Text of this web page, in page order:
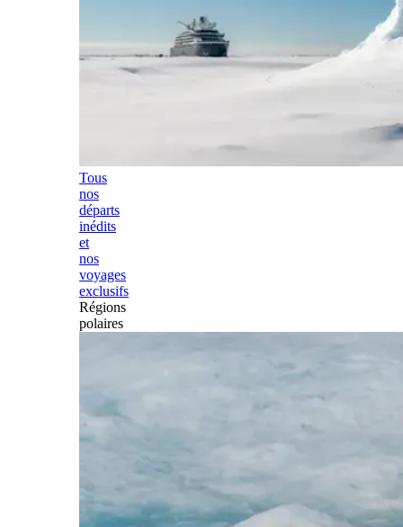
Tous
nos
départs
inédits
et
nos
voyages
exclusifs
Régions
polaires